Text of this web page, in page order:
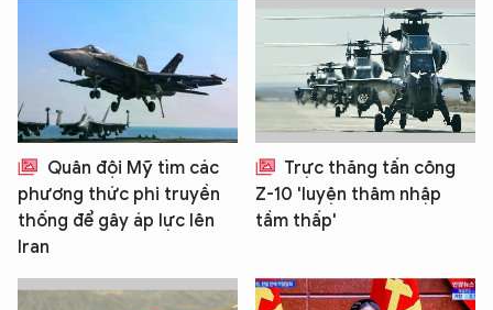
Quân đội Mỹ tìm các
phương thức phi truyền
thống để gây áp lực lên
Iran
Trực thăng tấn công
Z-10 'luyện thâm nhập
tầm thấp'